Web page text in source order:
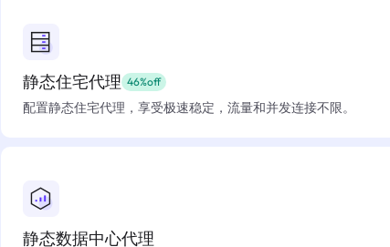
静态住宅代理 46%off
配置静态住宅代理，享受极速稳定，流量和并发连接不限。
静态数据中心代理